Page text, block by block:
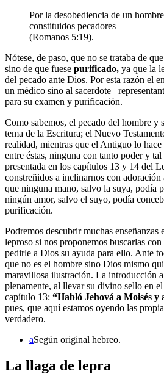
Por la desobediencia de un
constituidos pecadores
(Romanos 5:19).
Nótese, de paso, que no se trataba de
sino de que fuese purificado, ya que la
del pecado ante Dios. Por esta razón el
un médico sino al sacerdote
para su examen y purificación.
Como sabemos, el pecado del hombre y
tema de la Escritura; el Nuevo
realidad, mientras que el Antiguo lo
entre éstas, ninguna con tanto poder y
presentada en los capítulos 13 y 14 del
constreñidos a inclinarnos con
que ninguna mano, salvo la suya, podía
ningún amor, salvo el suyo, podía
purificación.
Podremos descubrir muchas enseñanzas
leproso si nos proponemos buscarlas
pedirle a Dios su ayuda para ello. Ante
que no es el hombre sino Dios mismo
maravillosa ilustración. La introducción
plenamente, al llevar su divino sello en
capítulo 13: “Habló Jehová a Moisés
pues, que aquí estamos oyendo las
verdadero.
aSegún original hebreo.
La llaga de lepra